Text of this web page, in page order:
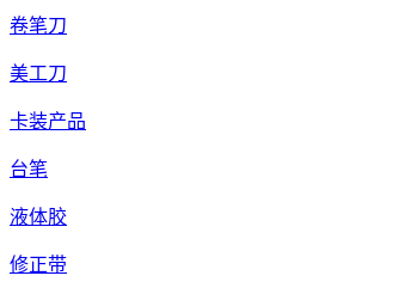
卷笔刀
美工刀
卡装产品
台笔
液体胶
修正带